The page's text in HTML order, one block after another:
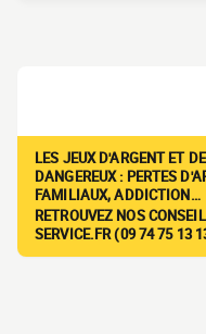
LES JEUX D'ARGENT ET
DANGEREUX : PERTES
FAMILIAUX, ADDICTION…
RETROUVEZ NOS
SERVICE.FR (09 74 75 13